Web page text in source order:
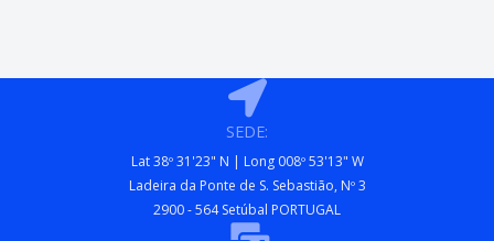
SEDE:
Lat 38º 31'23" N | Long 008º 53'13" W
Ladeira da Ponte de S. Sebastião, Nº 3
2900 - 564 Setúbal PORTUGAL